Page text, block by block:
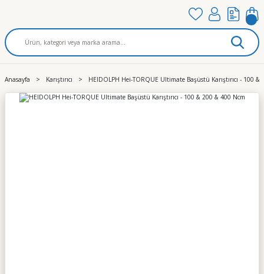
Anasayfa Karıştırıcı HEIDOLPH Hei-TORQUE Ultimate Başüstü Karıştırıcı - 100 &